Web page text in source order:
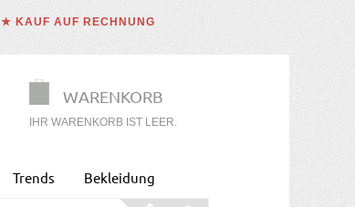
★ KAUF AUF RECHNUNG
WARENKORB
IHR WARENKORB IST LEER.
Trends Bekleidung